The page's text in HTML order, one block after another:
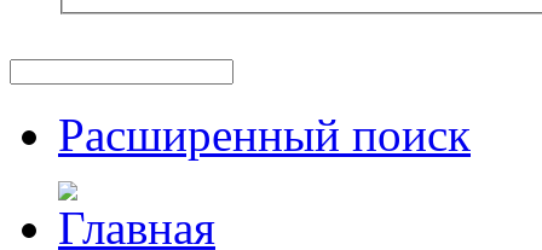
Расширенный поиск